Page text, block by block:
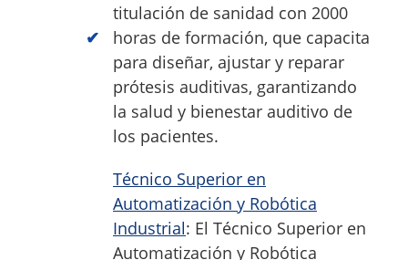
titulación de sanidad con 2000
horas de formación, que capacita
para diseñar, ajustar y reparar
prótesis auditivas, garantizando
la salud y bienestar auditivo de
los pacientes.
Técnico Superior en
Automatización y Robótica
Industrial: El Técnico Superior en
Automatización y Robótica